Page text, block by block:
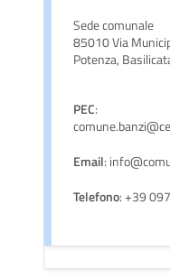
Sede comunale
85010 Via
Potenza,
PEC:
Email:
Telefono: +39